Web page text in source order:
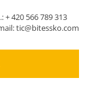
+ 420 566 789 313
tic@bitessko.com